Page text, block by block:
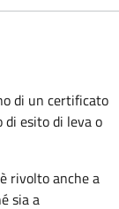
di un certificato
esito di leva o
rivolto anche a
sia a